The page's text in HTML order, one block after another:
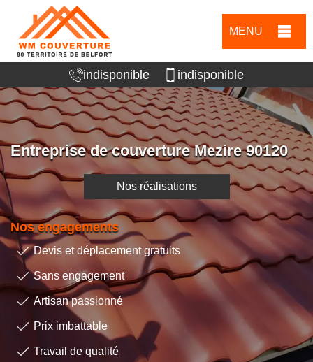
MENU
indisponible indisponible
Entreprise de couverture Mezire 90120
Nos réalisations
Nos engagements
Devis et déplacement gratuits
Sans engagement
Artisan passionné
Prix imbattable
Travail de qualité